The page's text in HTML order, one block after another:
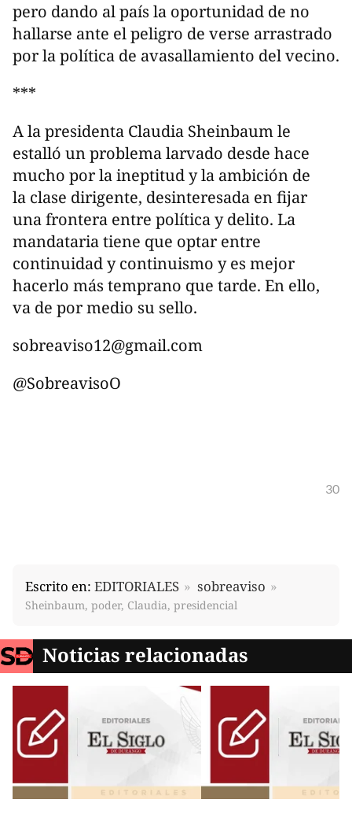
pero dando al país la oportunidad de no
hallarse ante el peligro de verse arrastrado
por la política de avasallamiento del vecino.
***
A la presidenta Claudia Sheinbaum le
estalló un problema larvado desde hace
mucho por la ineptitud y la ambición de
la clase dirigente, desinteresada en fijar
una frontera entre política y delito. La
mandataria tiene que optar entre
continuidad y continuismo y es mejor
hacerlo más temprano que tarde. En ello,
va de por medio su sello.
sobreaviso12@gmail.com
@SobreavisoO
30
Escrito en: EDITORIALES sobreaviso
Sheinbaum, poder, Claudia, presidencial
Noticias relacionadas